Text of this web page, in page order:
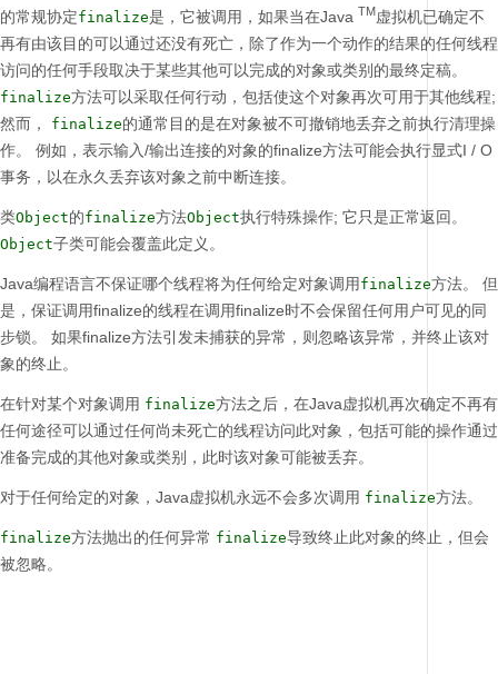
的常规协定finalize是，它被调用，如果当在Java TM 虚拟机已确定不
再有由该目的可以通过还没有死亡，除了作为一个动作的结果的任何线程
访问的任何手段取决于某些其他可以完成的对象或类别的最终定稿。
finalize方法可以采取任何行动，包括使这个对象再次可用于其他线程;
然而， finalize的通常目的是在对象被不可撤销地丢弃之前执行清理操
作。
例如，表示输入/输出连接的对象的finalize方法可能会执行显式I / O
事务，以在永久丢弃该对象之前中断连接。
类Object的finalize方法Object执行特殊操作; 它只是正常返回。
Object子类可能会覆盖此定义。
Java编程语言不保证哪个线程将为任何给定对象调用 finalize方法。
但
是，保证调用finalize的线程在调用finalize时不会保留任何用户可见的同
步锁。
如果finalize方法引发未捕获的异常，则忽略该异常，并终止该对
象的终止。
在针对某个对象调用 finalize方法之后，在Java虚拟机再次确定不再有
任何途径可以通过任何尚未死亡的线程访问此对象，包括可能的操作通过
准备完成的其他对象或类别，此时该对象可能被丢弃。
对于任何给定的对象，Java虚拟机永远不会多次调用 finalize方法。
finalize方法抛出的任何异常 finalize导致终止此对象的终止，但会
被忽略。